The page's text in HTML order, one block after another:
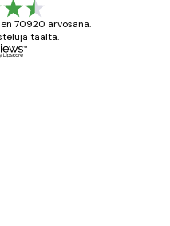
70920 arvosana.
täältä.